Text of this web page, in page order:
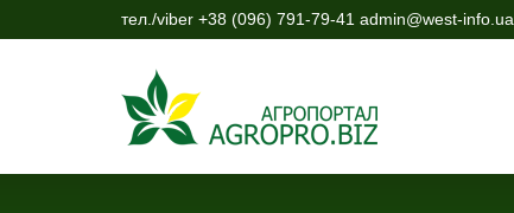
тел./viber +38 (096) 791-79-41 admin@west-info.ua